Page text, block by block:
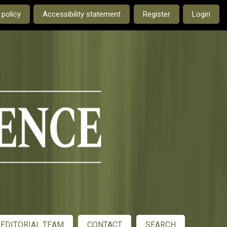
current language is:Accessibility statement Register Login
EDITORIAL TEAM CONTACT SEARCH